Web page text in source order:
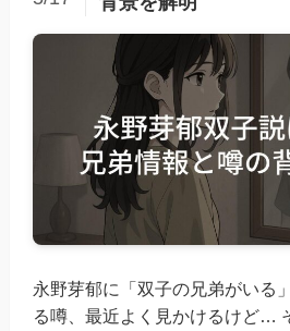
永野芽郁に「双子の兄弟がいる
る噂、最近よく見かけるけど…